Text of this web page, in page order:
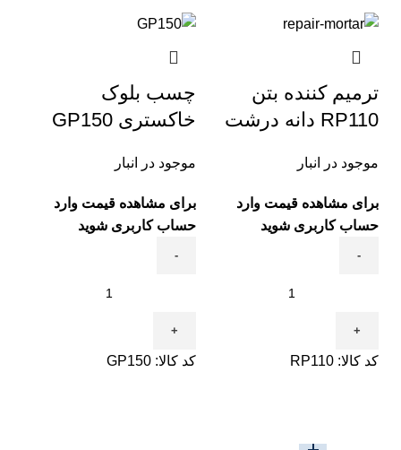
ترمیم کننده بتن
RP110 دانه درشت
موجود در انبار
برای مشاهده قیمت وارد
حساب کاربری شوید
کد کالا: RP110
چسب بلوک
خاکستری GP150
موجود در انبار
برای مشاهده قیمت وارد
حساب کاربری شوید
کد کالا: GP150